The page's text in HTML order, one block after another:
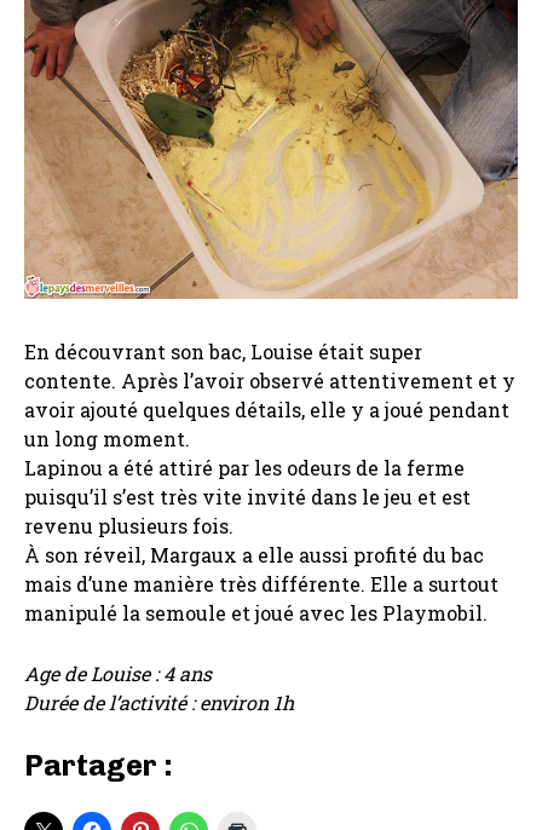
En découvrant son bac, Louise était super
contente. Après l’avoir observé attentivement et y
avoir ajouté quelques détails, elle y a joué pendant
un long moment.
Lapinou a été attiré par les odeurs de la ferme
puisqu’il s’est très vite invité dans le jeu et est
revenu plusieurs fois.
À son réveil, Margaux a elle aussi profité du bac
mais d’une manière très différente. Elle a surtout
manipulé la semoule et joué avec les Playmobil.
Age de Louise : 4 ans
Durée de l’activité : environ 1h
Partager :